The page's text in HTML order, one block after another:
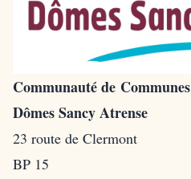
Communauté de Communes
Dômes Sancy Atrense
23 route de Clermont
BP 15